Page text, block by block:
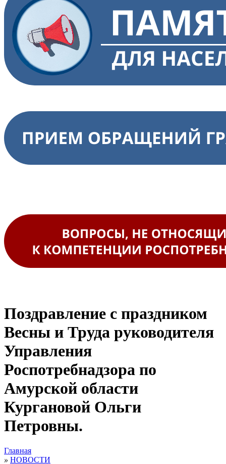
Поздравление с праздником
Весны и Труда руководителя
Управления
Роспотребнадзора по
Амурской области
Кургановой Ольги
Петровны.
Главная
» НОВОСТИ